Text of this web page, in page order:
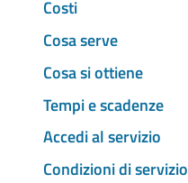
Costi
Cosa serve
Cosa si ottiene
Tempi e scadenze
Accedi al servizio
Condizioni di servizio